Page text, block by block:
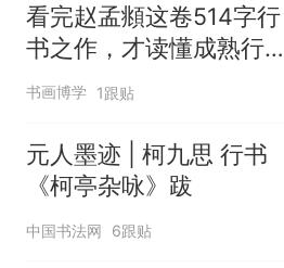
看完赵孟頫这卷514字行
书之作，才读懂成熟行书
有多绝！
书画博学 1跟贴
元人墨迹 | 柯九思 行书
《柯亭杂咏》跋
中国书法网 6跟贴